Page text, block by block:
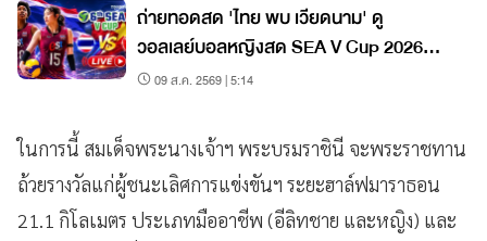
ถ่ายทอดสด 'ไทย พบ เวียดนาม' ดู
วอลเลย์บอลหญิงสด SEA V Cup 2026
สนาม 2
09 ส.ค. 2569 | 5:14
ในการนี้ สมเด็จพระนางเจ้าฯ พระบรมราชินี จะพระราชทาน
ถ้วยรางวัลแก่ผู้ชนะเลิศการแข่งขันฯ ระยะฮาล์ฟมาราธอน
21.1 กิโลเมตร ประเภทมืออาชีพ (อีลิทชาย และหญิง) และ